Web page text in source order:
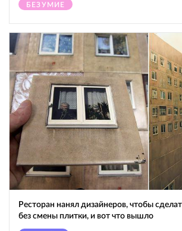
БЕЗУМИЕ
Ресторан нанял дизайнеров, чтобы
без смены плитки, и вот что вышло